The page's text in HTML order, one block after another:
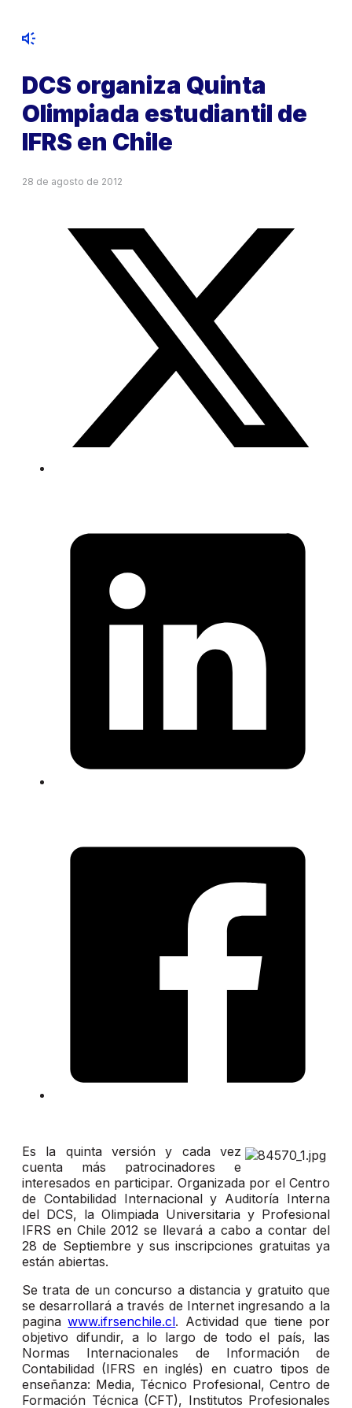
DCS organiza Quinta
Olimpiada estudiantil de
IFRS en Chile
28 de agosto de 2012
Es la quinta versión y cada vez
cuenta más patrocinadores e
interesados en participar. Organizada por el Centro
de Contabilidad Internacional y Auditoría Interna
del DCS, la Olimpiada Universitaria y Profesional
IFRS en Chile 2012 se llevará a cabo a contar del
28 de Septiembre y sus inscripciones gratuitas ya
están abiertas.
Se trata de un concurso a distancia y gratuito que
se desarrollará a través de Internet ingresando a la
paginawww.ifrsenchile.cl. Actividad que tiene por
objetivo difundir, a lo largo de todo el país, las
Normas Internacionales de Información de
Contabilidad (IFRS en inglés) en cuatro tipos de
enseñanza: Media, Técnico Profesional, Centro de
Formación Técnica (CFT), Institutos Profesionales